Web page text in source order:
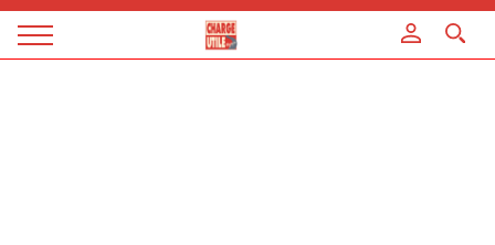
Magazine
Panneau de gestion des cookies